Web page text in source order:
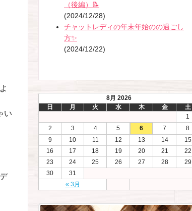
い
（後編）📝
(2024/12/28)
チャットレディの年末年始のの過ごし
方✨
(2024/12/22)
8月 2026
日
月 火 水 木 金 土
« 3月
1
2
3 4 5 6 7
8
9
10 11 12 13 14
15
16
17 18 19 20 21
22
23
24 25 26 27 28
29
30
31